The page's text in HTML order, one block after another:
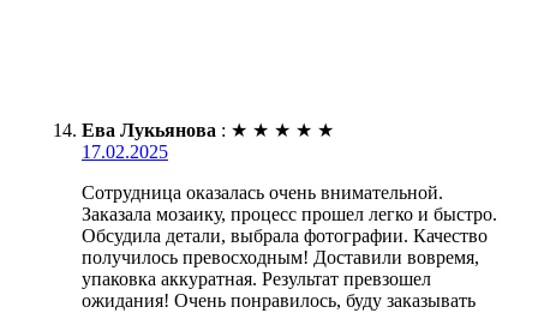
Ева Лукьянова : ★ ★ ★ ★ ★
17.02.2025
Сотрудница оказалась очень внимательной.
Заказала мозаику, процесс прошел легко и быстро.
Обсудила детали, выбрала фотографии. Качество
получилось превосходным! Доставили вовремя,
упаковка аккуратная. Результат превзошел
ожидания! Очень понравилось, буду заказывать